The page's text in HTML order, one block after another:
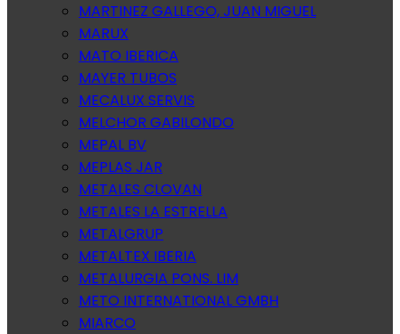
MARTINEZ GALLEGO, JUAN MIGUEL
MARUX
MATO IBERICA
MAYER TUBOS
MECALUX SERVIS
MELCHOR GABILONDO
MEPAL BV
MEPLAS JAR
METALES CLOVAN
METALES LA ESTRELLA
METALGRUP
METALTEX IBERIA
METALURGIA PONS. LIM
METO INTERNATIONAL GMBH
MIARCO